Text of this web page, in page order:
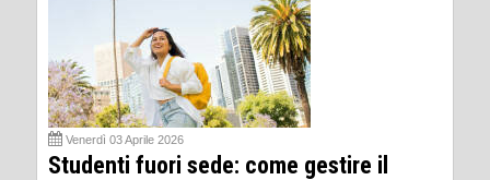
Venerdì 03 Aprile 2026
Studenti fuori sede: come gestire il